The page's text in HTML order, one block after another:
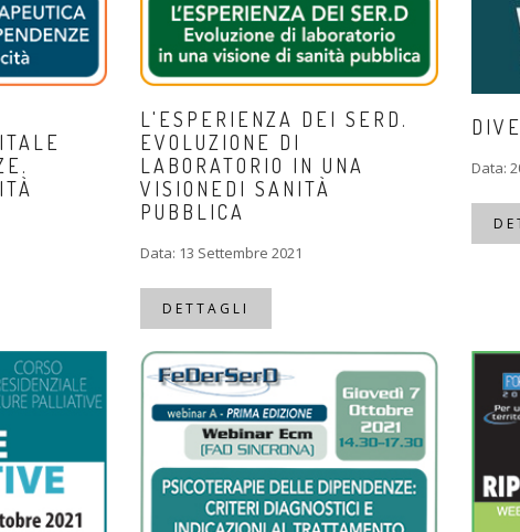
L'ESPERIENZA DEI SERD.
EVOLUZIONE DI
LABORATORIO IN UNA
VISIONEDI SANITÀ
PUBBLICA
Data: 13 Settembre 2021
DETTAGLI
Data: